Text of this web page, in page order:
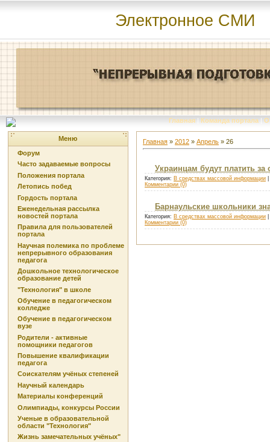
Электронное СМИ
Главная | Команда портала | О
Меню
Форум
Часто задаваемые вопросы
Положения портала
Летопись побед
Гордость портала
Еженедельная рассылка
новостей портала
Правила для пользователей
портала
Научная полемика по проблеме
непрерывного образования
педагога
Дошкольное технологическое
образование детей
"Технология" в школе
Обучение в педагогическом
колледже
Обучение в педагогическом
вузе
Родители - активные
помощники педагогов
Повышение квалификации
педагога
Соискателям учёных степеней
Научный календарь
Материалы конференций
Олимпиады, конкурсы России
Ученые в образовательной
области "Технология"
Жизнь замечательных учёных"
Главная » 2012 » Апрель » 26
Украинцам будут платить
Категория: В средствах массовой информации
Комментарии (0)
Барнаульские школьники
Категория: В средствах массовой информации
Комментарии (0)